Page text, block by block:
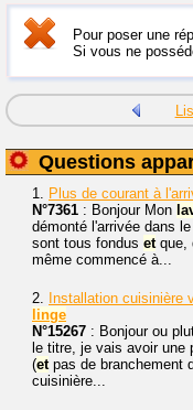
Pour poser une
Si vous ne
Questions
1. Plus de courant à
N°7361 : Bonjour Mon
démonté l'arrivée dans
sont tous fondus etque,
même commencé à...
2. Installation cuisinière
linge
N°15267 : Bonjour ou
le titre, je vais avoir une
(etpas de branchement
cuisinière...